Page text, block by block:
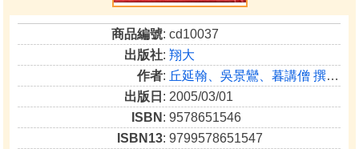
商品編號: cd10037
出版社:翔大
作者: 丘延翰、吳景鸞、暮講僧 撰著/李崇仰 重編
出版日 : 2005/03/01
ISBN : 9578651546
ISBN13: 9799578651547